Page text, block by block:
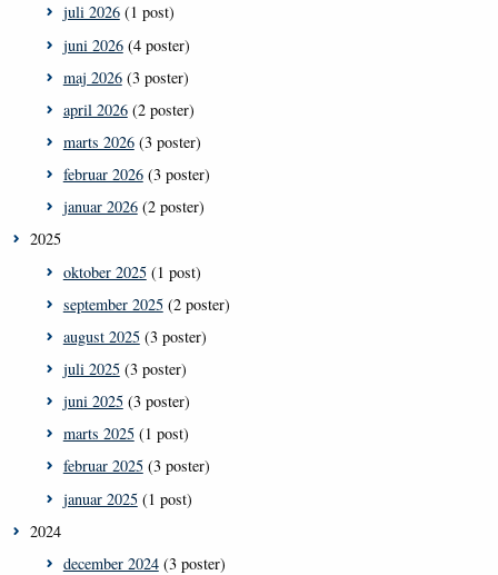
juli 2026(1 post)
juni 2026(4 poster)
maj 2026(3 poster)
april 2026(2 poster)
marts 2026(3 poster)
februar 2026(3 poster)
januar 2026(2 poster)
2025
oktober 2025(1 post)
september 2025(2 poster)
august 2025(3 poster)
juli 2025(3 poster)
juni 2025(3 poster)
marts 2025(1 post)
februar 2025(3 poster)
januar 2025(1 post)
2024
december 2024(3 poster)